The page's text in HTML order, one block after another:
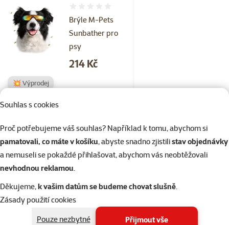
Souhlas s cookies
Proč potřebujeme váš souhlas? Například k tomu, abychom si
pamatovali, co máte v košíku, abyste snadno zjistilistav objednávky
a nemuseli se pokaždé přihlašovat, abychom vás neobtěžovali
nevhodnou reklamou.
Děkujeme,k vašim datům se budeme chovat slušně.
Zásady použití cookies
Pouze nezbytné
Přijmout vše
Brýle M-Pets
Sunbather pro
psy
Cena
214 Kč
💥 Výprodej
Brýle M-Pets
Daytrip pro psy
Hodnocení 0%
Cena
199 Kč
💛 Novinka